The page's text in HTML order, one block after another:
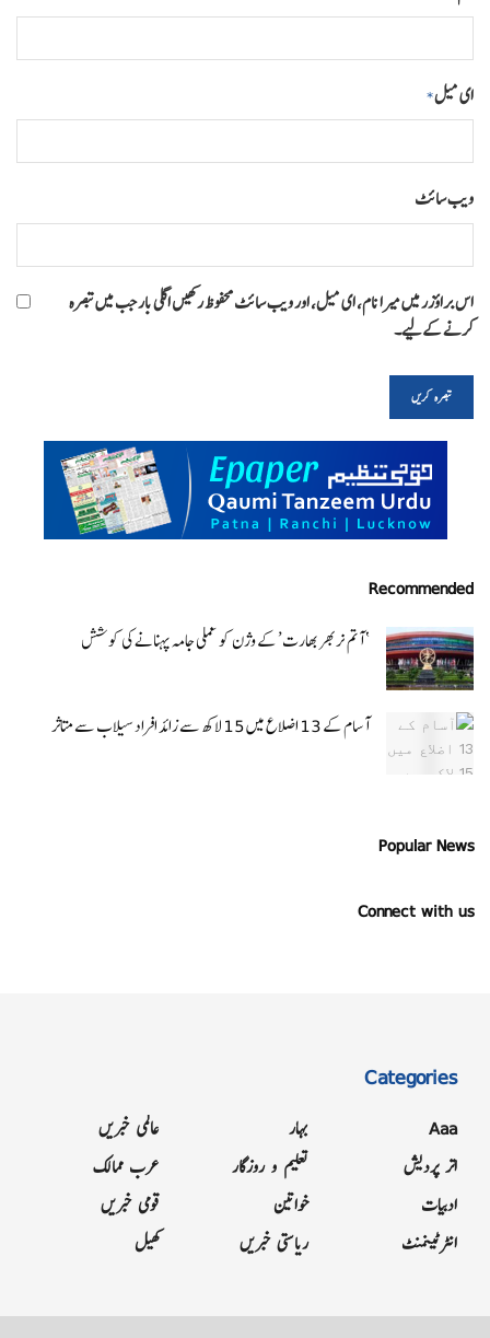
ای میل*
ویب‌ سائٹ
اس براؤزر میں میرا نام، ای میل، اور ویب سائٹ محفوظ رکھیں اگلی بار جب میں تبصرہ
کرنے کےلیے۔
Recommended
‘ آتم نربھر بھارت’ کے وژن کو عملی جامہ پہنانے کی کوشش
آسام کے 13 اضلاع میں 15 لاکھ سے زائد افراد سیلاب سے متاثر
Popular News
Connect with us
Categories
Aaa
اتر پردیش
ادبیات
انٹرٹینمنٹ
بہار
تعلیم و روزگار
خواتین
ریاستی خبریں
عالمی خبریں
عرب ممالک
قومی خبریں
کھیل